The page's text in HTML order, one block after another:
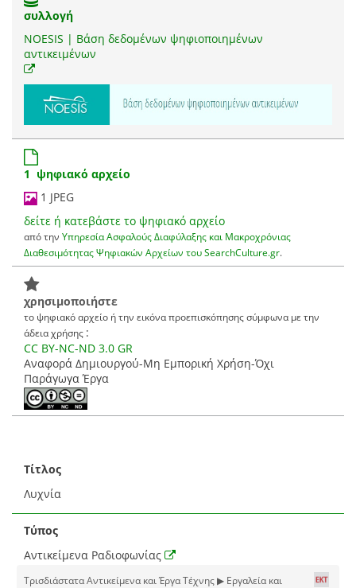
συλλογή
NOESIS | Βάση δεδομένων ψηφιοποιημένων
αντικειμένων
1 ψηφιακό αρχείο
1 JPEG
δείτε ή κατεβάστε το ψηφιακό αρχείο
από την Υπηρεσία Ασφαλούς Διαφύλαξης και Μακροχρόνιας
Διαθεσιμότητας Ψηφιακών Αρχείων του SearchCulture.gr.
χρησιμοποιήστε
το ψηφιακό αρχείο ή την εικόνα προεπισκόπησης σύμφωνα με την
άδεια χρήσης :
CC BY-NC-ND 3.0 GR
Αναφορά Δημιουργού-Μη Εμπορική Χρήση-Όχι
Παράγωγα Έργα
Τίτλος
Λυχνία
Τύπος
Αντικείμενα Ραδιοφωνίας
Τρισδιάστατα Αντικείμενα και Έργα Τέχνης ▶ Εργαλεία και